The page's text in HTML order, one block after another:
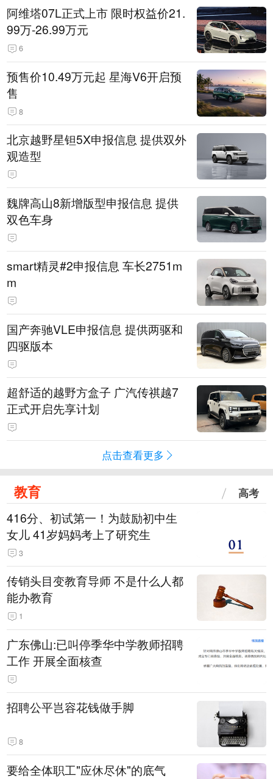
阿维塔07L正式上市 限时权益价21.
99万-26.99万元
6
预售价10.49万元起 星海V6开启预
售
8
北京越野星钽5X申报信息 提供双外
观造型
魏牌高山8新增版型申报信息 提供
双色车身
smart精灵#2申报信息 车长2751m
m
国产奔驰VLE申报信息 提供两驱和
四驱版本
超舒适的越野方盒子 广汽传祺越7
正式开启先享计划
点击查看更多
教育 高考
416分、初试第一！为鼓励初中生
女儿 41岁妈妈考上了研究生
3
传销头目变教育导师 不是什么人都
能办教育
1
广东佛山:已叫停季华中学教师招聘
工作 开展全面核查
招聘公平岂容花钱做手脚
8
要给全体职工"应休尽休"的底气